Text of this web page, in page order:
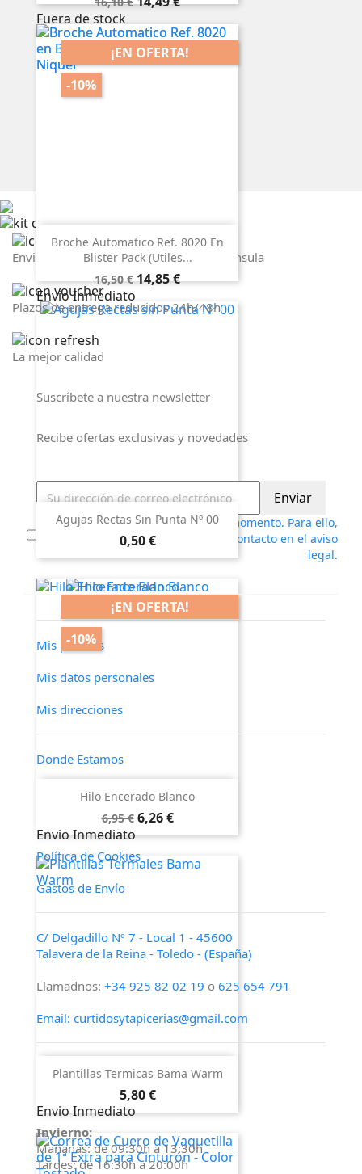
base
Fuera de stock
Broche Automatico Ref. 8020 En
Blister Pack (utiles...
Precio
base
16,50 €Precio
14,85 €
Envio Inmediato
¡EN OFERTA!
-10%
Agujas Rectas Sin Punta Nº 00
Precio
0,50 €
Hilo Encerado Blanco
Precio
base
6,95 € Precio
6,26 €
Envio Inmediato
¡EN OFERTA!
-10%
Plantillas Termicas Bama Warm
Precio
5,80 €
Envio Inmediato
Envios a partir de 5,78€ + IVA en la peninsula
Plazos de entrega reducidos 24h/48h
La mejor calidad
Suscríbete a nuestra newsletter
Recibe ofertas exclusivas y novedades
Puede darse de baja en cualquier momento. Para ello,
consulte nuestra información de contacto en el aviso
legal.
Mis pedidos
Mis datos personales
Mis direcciones
Donde Estamos
Formas de Pago
Política de Privacidad
Política de Cookies
Gastos de Envío
C/ Delgadillo Nº 7 - Local 1 - 45600
Talavera de la Reina - Toledo - (España)
Llamadnos: +34 925 82 02 19 o 625 654 791
Email: curtidosytapicerias@gmail.com
Verano:
Tardes: de 17:00h a 20:00h
Invierno:
Mañanas: de 09:30h a 13:30h
Tardes: de 16:30h a 20:00h